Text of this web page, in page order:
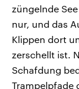
züngelnde
nur, und das
Klippen dort
zerschellt ist.
Schafdung
Trampelpfade